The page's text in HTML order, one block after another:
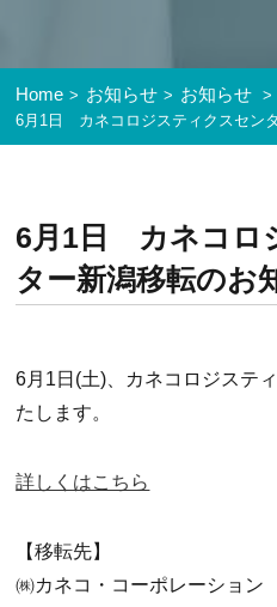
Home お知らせ お知らせ
6月1日 カネコロジスティクスセン
6月1日 カネコロ
ター新潟移転のお
6月1日(土)、カネコロジステ
たします。
詳しくはこちら
【移転先】
㈱カネコ・コーポレーショ